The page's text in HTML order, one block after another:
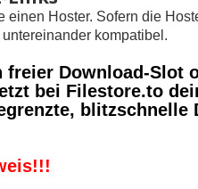
einen Hoster. Sofern die
kompatibel.
freier Download-Slot
bei Filestore.to
blitzschnelle